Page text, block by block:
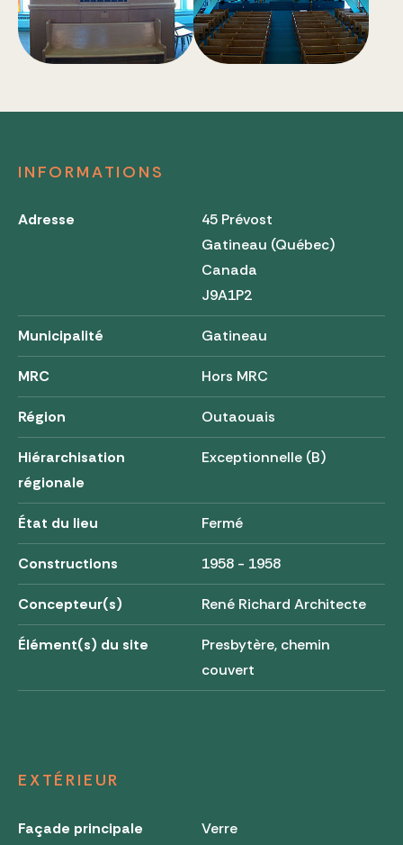
INFORMATIONS
Adresse
45 Prévost
Gatineau (Québec)
Canada
J9A1P2
Municipalité Gatineau
MRC Hors MRC
Région Outaouais
Hiérarchisation
régionale
Exceptionnelle (B)
État du lieu Fermé
Constructions 1958 - 1958
Concepteur(s) René Richard Architecte
Élément(s) du site
Presbytère, chemin
couvert
EXTÉRIEUR
Façade principale Verre